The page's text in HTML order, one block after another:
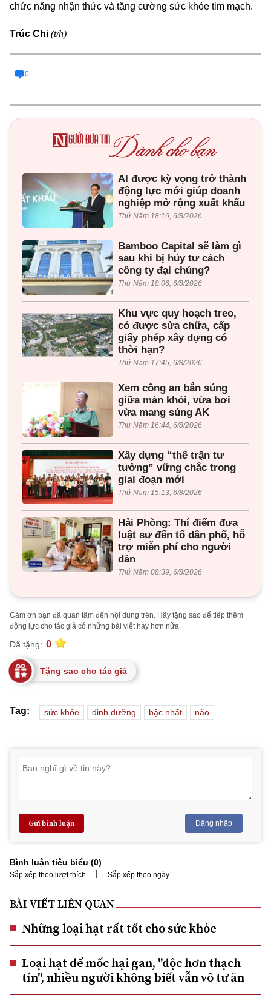
chức năng nhận thức và tăng cường sức khỏe tim mạch.
Trúc Chi (t/h)
0
AI được kỳ vọng trở thành
động lực mới giúp doanh
nghiệp mở rộng xuất khẩu
Thứ Năm 18:16, 6/8/2026
Bamboo Capital sẽ làm gì
sau khi bị hủy tư cách
công ty đại chúng?
Thứ Năm 18:06, 6/8/2026
Khu vực quy hoạch treo,
có được sửa chữa, cấp
giấy phép xây dựng có
thời hạn?
Thứ Năm 17:45, 6/8/2026
Xem công an bắn súng
giữa màn khói, vừa bơi
vừa mang súng AK
Thứ Năm 16:44, 6/8/2026
Xây dựng “thế trận tư
tưởng” vững chắc trong
giai đoạn mới
Thứ Năm 15:13, 6/8/2026
Hải Phòng: Thí điểm đưa
luật sư đến tổ dân phố, hỗ
trợ miễn phí cho người
dân
Thứ Năm 08:39, 6/8/2026
Cảm ơn bạn đã quan tâm đến nội dung trên. Hãy tặng sao để tiếp thêm
động lực cho tác giả có những bài viết hay hơn nữa.
Đã tặng: 0
Tặng sao cho tác giả
Tag: sức khỏe dinh dưỡng bậc nhất não
Gửi bình luận Đăng nhập
Bình luận tiêu biểu (0)
Sắp xếp theo lượt thích | Sắp xếp theo ngày
BÀI VIẾT LIÊN QUAN
Những loại hạt rất tốt cho sức khỏe
Loại hạt để mốc hại gan, "độc hơn thạch
tín", nhiều người không biết vẫn vô tư ăn